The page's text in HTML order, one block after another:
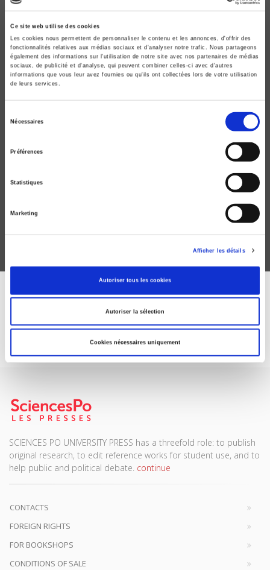
Ce site web utilise des cookies
Les cookies nous permettent de personnaliser le contenu et les annonces, d'offrir des
fonctionnalités relatives aux médias sociaux et d'analyser notre trafic. Nous partageons
également des informations sur l'utilisation de notre site avec nos partenaires de médias
sociaux, de publicité et d'analyse, qui peuvent combiner celles-ci avec d'autres
informations que vous leur avez fournies ou qu'ils ont collectées lors de votre utilisation
de leurs services.
Nécessaires
Préférences
Statistiques
Marketing
Afficher les détails
Autoriser tous les cookies
Autoriser la sélection
Cookies nécessaires uniquement
Deuxième rapport du groupe international de politique
Groupe international de politique économique de l'OFCE
DISCOVER OUR JOURNALS
Subscribe today
SCIENCES PO UNIVERSITY PRESS has a threefold role: to publish
original research, to edit reference works for student use, and to
help public and political debate. continue
CONTACTS
FOREIGN RIGHTS
FOR BOOKSHOPS
CONDITIONS OF SALE